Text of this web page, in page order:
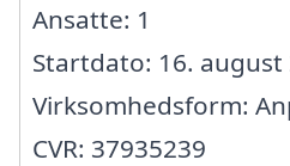
Ansatte: 1
Startdato: 16. august
Virksomhedsform:
CVR: 37935239